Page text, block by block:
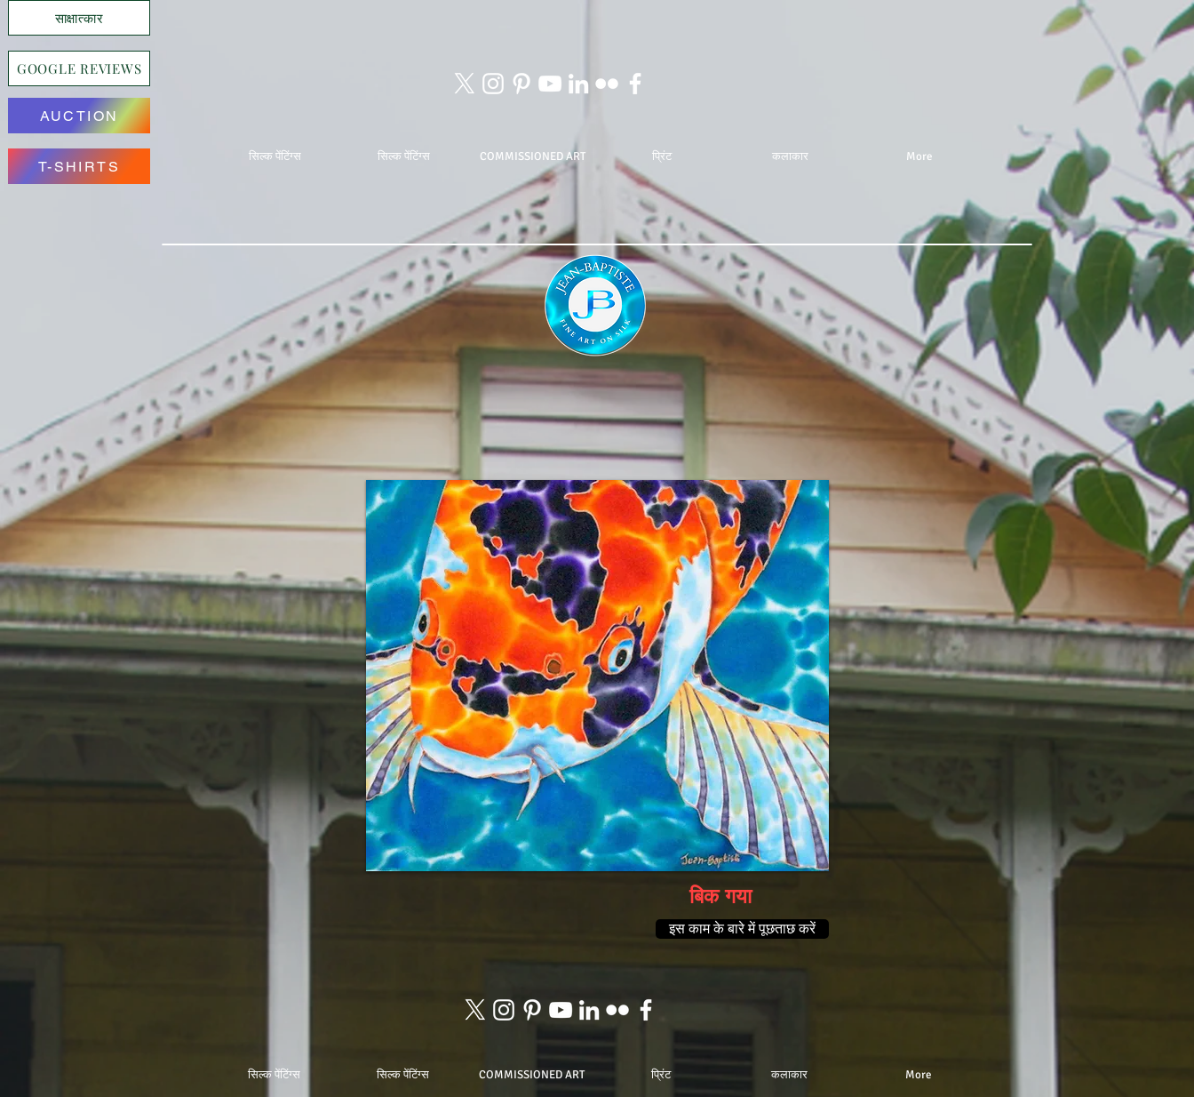
साक्षात्कार
GOOGLE REVIEWS
AUCTION
T-SHIRTS
सिल्क पेंटिंग्स सिल्क पेंटिंग्स COMMISSIONED ART प्रिंट कलाकार More
बिक गया
इस काम के बारे में पूछताछ करें
सिल्क पेंटिंग्स सिल्क पेंटिंग्स COMMISSIONED ART प्रिंट कलाकार More